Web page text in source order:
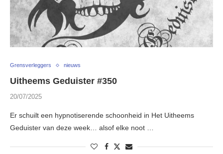
Grensverleggers nieuws
Uitheems Geduister #350
20/07/2025
Er schuilt een hypnotiserende schoonheid in Het Uitheems
Geduister van deze week… alsof elke noot …